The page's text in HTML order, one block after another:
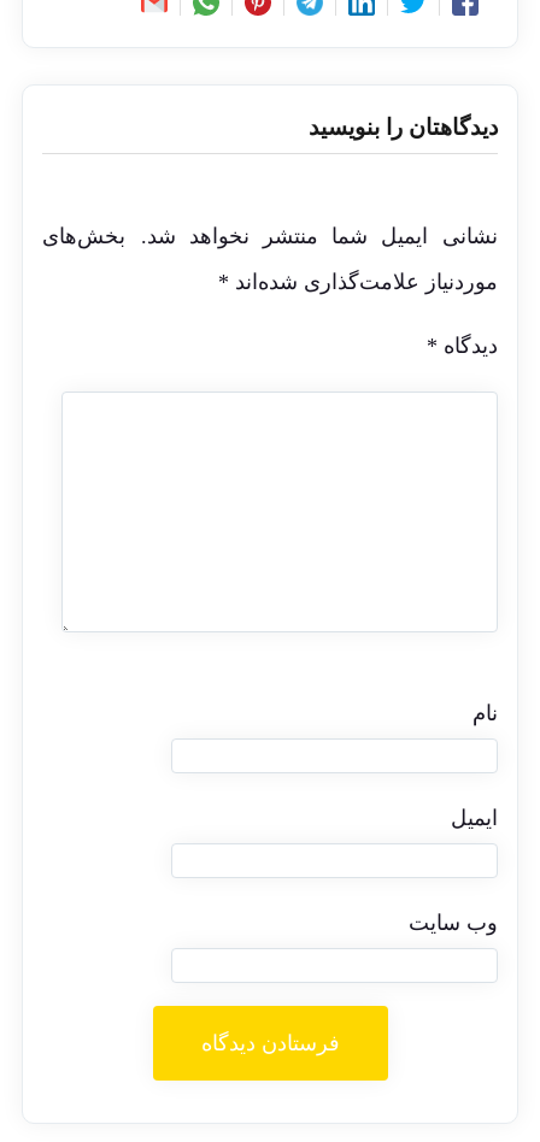
دیدگاهتان را بنویسید
نشانی ایمیل شما منتشر نخواهد شد.
بخش‌های
موردنیاز علامت‌گذاری شده‌اند *
دیدگاه *
نام
ایمیل
وب‌ سایت